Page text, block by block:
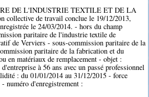
DE L'INDUSTRIE TEXTILE ET DE LA
collective de travail conclue le 19/12/2013,
le 24/03/2014. - hors du champ
paritaire de l'industrie textile de
de Verviers - sous-commission paritaire de la
paritaire de la fabrication et du
en matériaux de remplacement - objet :
à 56 ans avec un passé professionnel
: du 01/01/2014 au 31/12/2015 - force
numéro d'enregistrement :